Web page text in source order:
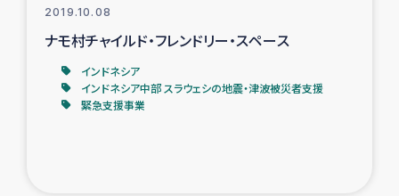
レバノンでのシリア難民への教育支援事業
レバノンでのシリア難民・レバノン人への農業支援
2019.10.08
ナモ村チャイルド・フレンドリー・スペース
インドネシア
インドネシア中部 スラウェシの地震・津波被災者支援
緊急支援事業